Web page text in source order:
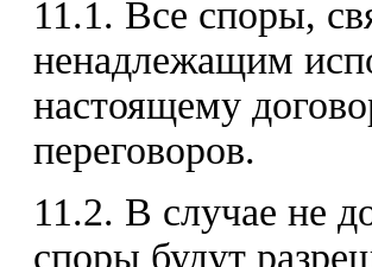
11.1. Все споры,
ненадлежащим
настоящему
переговоров.
11.2. В случае не
споры будут